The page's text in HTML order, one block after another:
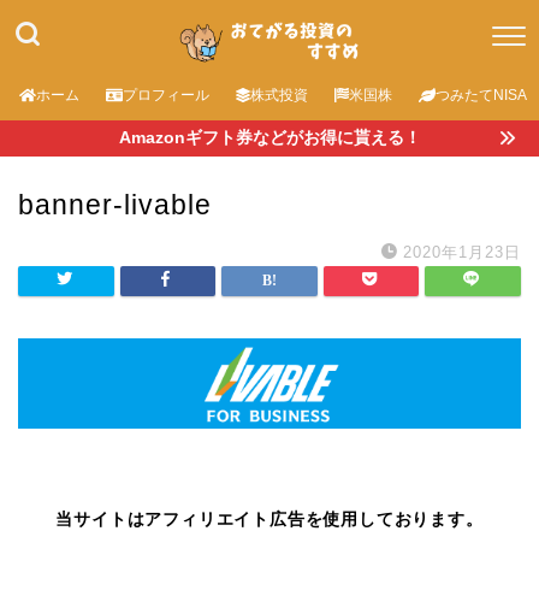
ホーム プロフィール 株式投資 米国株 つみたてNISA
Amazonギフト券などがお得に貰える！
banner-livable
2020年1月23日
当サイトはアフィリエイト広告を使用しております。